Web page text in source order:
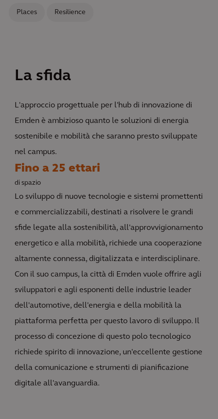
Places Resilience
La sfida
L'approccio progettuale per l'hub di innovazione di
Emden è ambizioso quanto le soluzioni di energia
sostenibile e mobilità che saranno presto sviluppate
nel campus.
Fino a 25 ettari
di spazio
Lo sviluppo di nuove tecnologie e sistemi promettenti
e commercializzabili, destinati a risolvere le grandi
sfide legate alla sostenibilità, all'approvvigionamento
energetico e alla mobilità, richiede una cooperazione
altamente connessa, digitalizzata e interdisciplinare.
Con il suo campus, la città di Emden vuole offrire agli
sviluppatori e agli esponenti delle industrie leader
dell'automotive, dell'energia e della mobilità la
piattaforma perfetta per questo lavoro di sviluppo. Il
processo di concezione di questo polo tecnologico
richiede spirito di innovazione, un'eccellente gestione
della comunicazione e strumenti di pianificazione
digitale all'avanguardia.